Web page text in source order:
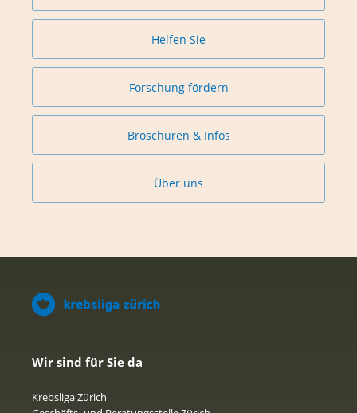
Helfen Sie
Forschung fördern
Broschüren & Infos
Über uns
Wir sind für Sie da
Krebsliga Zürich